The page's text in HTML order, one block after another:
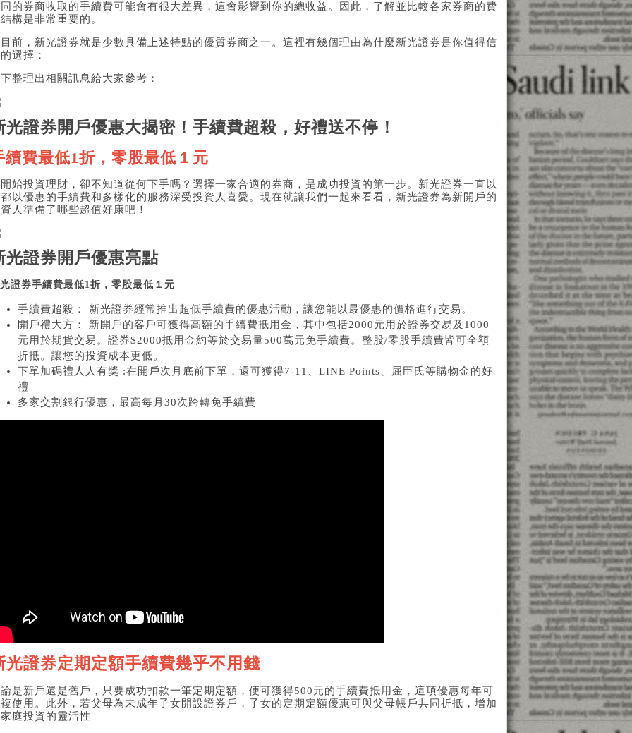
的券商收取的手續費可能會有很大差異，這會影響到你的總收益。因此，了解並比較各家券商的費
構是非常重要的。
前，新光證券就是少數具備上述特點的優質券商之一。這裡有幾個理由為什麼新光證券是你值得信
選擇：
整理出相關訊息給大家參考：
光證券開戶優惠大揭密！手續費超殺，好禮送不停！
續費最低1折，零股最低１元
始投資理財，卻不知道從何下手嗎？選擇一家合適的券商，是成功投資的第一步。新光證券一直以
以優惠的手續費和多樣化的服務深受投資人喜愛。現在就讓我們一起來看看，新光證券為新開戶的
人準備了哪些超值好康吧！
光證券開戶優惠亮點
證券手續費最低1折，零股最低１元
手續費超殺： 新光證券經常推出超低手續費的優惠活動，讓您能以最優惠的價格進行交易。
開戶禮大方： 新開戶的客戶可獲得高額的手續費抵用金，其中包括2000元用於證券交易及1000
元用於期貨交易。證券$2000抵用金約等於交易量500萬元免手續費。整股/零股手續費皆可全額
折抵。讓您的投資成本更低。
下單加碼禮人人有獎 :在開戶次月底前下單，還可獲得7-11、LINE Points、屈臣氏等購物金的好
禮
多家交割銀行優惠，最高每月30次跨轉免手續費
光證券定期定額手續費幾乎不用錢
是新戶還是舊戶，只要成功扣款一筆定期定額，便可獲得500元的手續費抵用金，這項優惠每年可
使用。此外，若父母為未成年子女開設證券戶，子女的定期定額優惠可與父母帳戶共同折抵，增加
庭投資的靈活性